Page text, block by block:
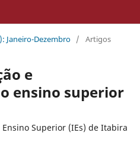
Janeiro-Dezembro / Artigos
e
ensino superior
Superior (IEs) de Itabira